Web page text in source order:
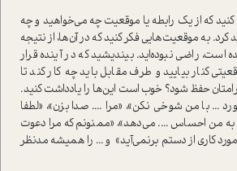
که از یک رابطه یا موقعیت چه می‌خواهید و چه
به موقعیت‌هایی فکر کنید که در آن‌ها، از نتیجه
است، راضی نبوده‌اید. بیندیشید که در آینده قرار
کنار بیایید و طرف مقابل باید چه کار کند تا
حفظ شود؟ خوب است این‌ها را یادداشت کنید.
... با من شوخی نکن»، «مرا .... صدا بزن»، «لطفا
به من احساس .... می‌دهد»، «ممنونم که مرا دعوت
مورد کاری از دستم برنمی‌آید» و ... را همیشه مدنظر